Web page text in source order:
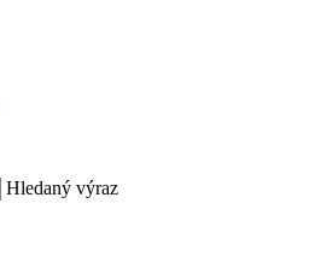
Hledaný výraz